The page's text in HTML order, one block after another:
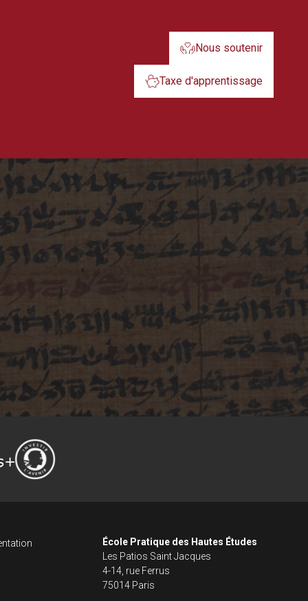
Nous soutenir
Taxe d'apprentissage
dans le
footerÉcole Pratique des Hautes Études
Les Patios Saint Jacques
4-14, rue Ferrus
75014 Paris